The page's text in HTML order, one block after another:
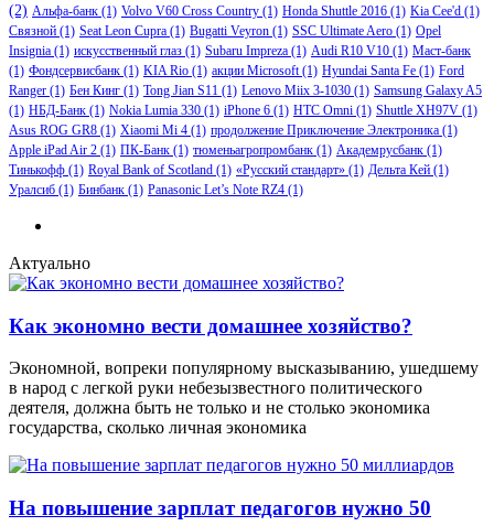
(2) Альфа-банк (1) Volvo V60 Cross Country (1) Honda Shuttle 2016 (1) Kia Cee'd (1)
Связной (1) Seat Leon Cupra (1) Bugatti Veyron (1) SSC Ultimate Aero (1) Opel
Insignia (1) искусственный глаз (1) Subaru Impreza (1) Audi R10 V10 (1) Маст-банк
(1) Фондсервисбанк (1) KIA Rio (1) акции Microsoft(1) Hyundai Santa Fe (1) Ford
Ranger (1) Бен Кинг (1) Tong Jian S11 (1) Lenovo Miix 3-1030 (1) Samsung Galaxy A5
(1) НБД-Банк (1) Nokia Lumia 330 (1) iPhone 6 (1) HTC Omni (1) Shuttle XH97V (1)
Asus ROG GR8 (1) Xiaomi Mi 4 (1) продолжение Приключение Электроника (1)
Apple iPad Air 2 (1) ПК-Банк (1) тюменьагропромбанк (1) Академрусбанк (1)
Тинькофф (1) Royal Bank of Scotland (1) «Русский стандарт» (1) Дельта Кей (1)
Уралсиб (1) Бинбанк (1) Panasonic Let’s Note RZ4 (1)
Актуально
Как экономно вести домашнее хозяйство?
Экономной, вопреки популярному высказыванию, ушедшему
в народ с легкой руки небезызвестного политического
деятеля, должна быть не только и не столько экономика
государства, сколько личная экономика
На повышение зарплат педагогов нужно 50